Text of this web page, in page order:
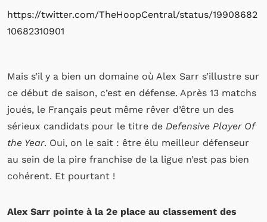
https://twitter.com/TheHoopCentral/status/19908682
10682310901
Mais s’il y a bien un domaine où Alex Sarr s’illustre sur
ce début de saison, c’est en défense. Après 13 matchs
joués, le Français peut même rêver d’être un des
sérieux candidats pour le titre de Defensive Player Of
the Year. Oui, on le sait : être élu meilleur défenseur
au sein de la pire franchise de la ligue n’est pas bien
cohérent. Et pourtant !
Alex Sarr pointe à la 2e place au classement des